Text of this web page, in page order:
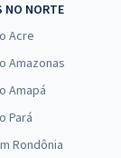
NO NORTE
Acre
Amazonas
Amapá
Pará
Rondônia